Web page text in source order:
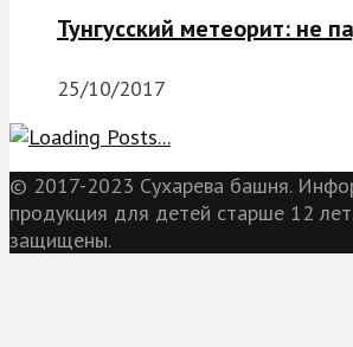
Тунгусский метеорит: не
25/10/2017
© 2017-2023 Сухарева башня.
продукция для детей старше 12
защищены.